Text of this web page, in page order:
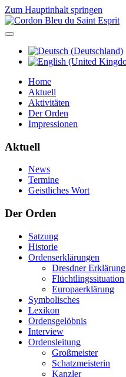
Zum Hauptinhalt springen
Home
Aktuell
Aktivitäten
Der Orden
Impressionen
Aktuell
News
Termine
Geistliches Wort
Der Orden
Satzung
Historie
Ordenserklärungen
Dresdner Erklärung
Flüchtlingssituation
Europaerklärung
Symbolisches
Lexikon
Ordensgelöbnis
Interview
Ordensleitung
Großmeister
Schatzmeisterin
Kanzler